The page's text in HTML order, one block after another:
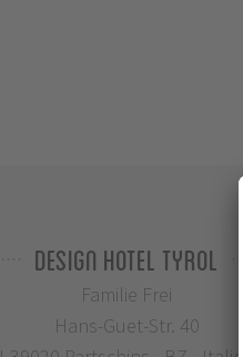
Design Hotel Tyrol
Familie Frei
Hans-Guet-Str. 40